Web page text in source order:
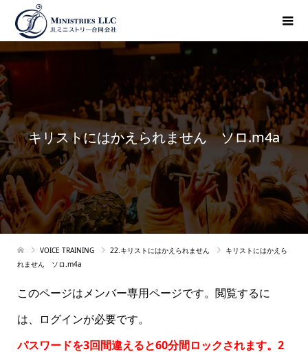
キリストにはかえられません ソロ.m4a
VOICE TRAINING 22.キリストにはかえられません
キリストにはかえら
れません ソロ.m4a
このページはメンバー専用ページです。閲覧するに
は、ログインが必要です。
パスワードを3回間違えると60分間ロックされます。2